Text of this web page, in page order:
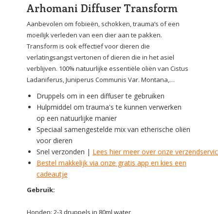
Arhomani Diffuser Transform
Aanbevolen om fobieën, schokken, trauma’s of een
moeilijk verleden van een dier aan te pakken.
Transform is ook effectief voor dieren die
verlatingsangst vertonen of dieren die in het asiel
verblijven. 100% natuurlijke essentiële oliën van Cistus
Ladaniferus, Juniperus Communis Var. Montana,…
Druppels om in een diffuser te gebruiken
Hulpmiddel om trauma's te kunnen verwerken
op een natuurlijke manier
Speciaal samengestelde mix van etherische oliën
voor dieren
Snel verzonden | Lees hier meer over onze
Bestel makkelijk via onze gratis app en kies een
cadeautje
Gebruik:
Honden: 2-3 druppels in 80ml water